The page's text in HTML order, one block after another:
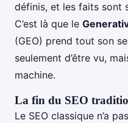
définis, et les faits sont
C’est là que le
(GEO) prend tout son
seulement d’être vu,
machine.
La fin du SEO
Le SEO classique n’a